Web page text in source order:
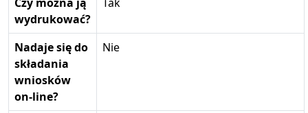
wydrukować?
Nadaje się do
składania
wniosków
on-line?
Nie